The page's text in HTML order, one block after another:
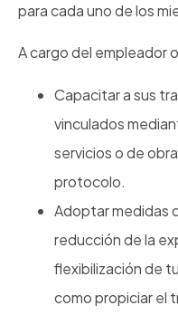
para cada uno de los
A cargo del empleador
Capacitar a sus
vinculados
servicios o de
protocolo.
Adoptar medidas
reducción de la
flexibilización de
como propiciar el